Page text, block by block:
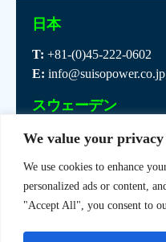
We value your privacy
We use cookies to enhance
personalized ads or content,
"Accept All", you consent to
日本
T: +81-(0)45-222-0602
E: info@suisopower.co.jp
スウェーデン
T: +46-(0)10-55 00 500